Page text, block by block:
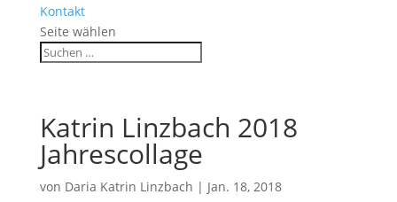
Kontakt
Seite wählen
Katrin Linzbach 2018
Jahrescollage
von Daria Katrin Linzbach | Jan. 18, 2018